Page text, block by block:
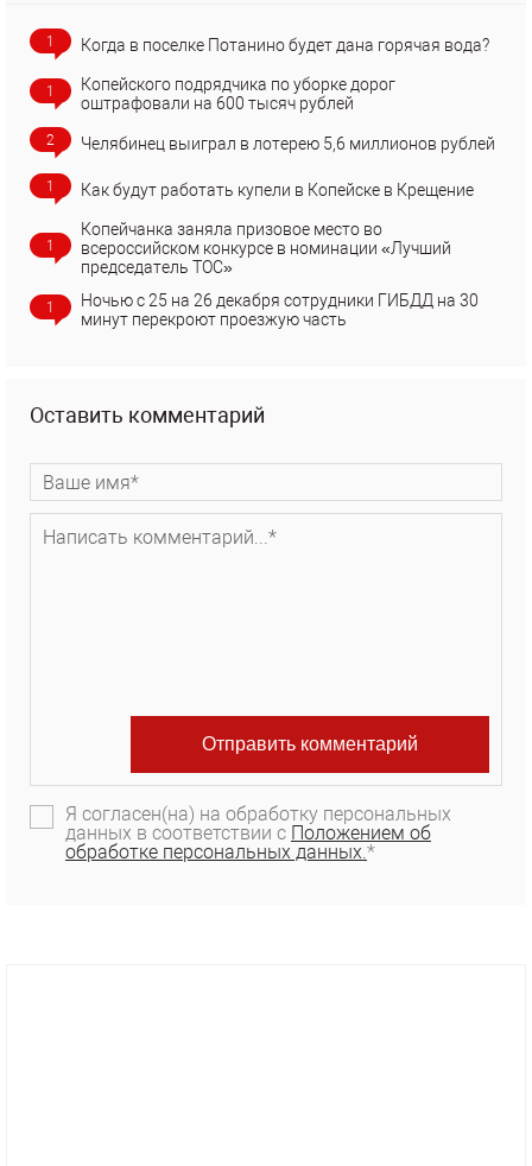
1 Когда в поселке Потанино будет дана горячая вода?
1
Копейского подрядчика по уборке дорог
оштрафовали на 600 тысяч рублей
2 Челябинец выиграл в лотерею 5,6 миллионов рублей
1 Как будут работать купели в Копейске в Крещение
1
Копейчанка заняла призовое место во
всероссийском конкурсе в номинации «Лучший
председатель ТОС»
1
Ночью с 25 на 26 декабря сотрудники ГИБДД на 30
минут перекроют проезжую часть
Оставить комментарий
Я согласен(на) на обработку персональных
данных в соответствии с Положением об
обработке персональных данных.*